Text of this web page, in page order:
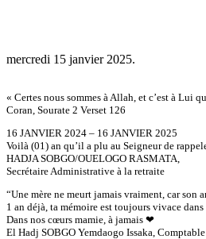
mercredi 15 janvier 2025.
« Certes nous sommes à Allah, et c’est à Lui
Coran, Sourate 2 Verset 126
16 JANVIER 2024 – 16 JANVIER 2025
Voilà (01) an qu’il a plu au Seigneur de
HADJA SOBGO/OUELOGO RASMATA,
Secrétaire Administrative à la retraite
“Une mère ne meurt jamais vraiment, car son
1 an déjà, ta mémoire est toujours vivace dans
Dans nos cœurs mamie, à jamais ❤
El Hadj SOBGO Yemdaogo Issaka,